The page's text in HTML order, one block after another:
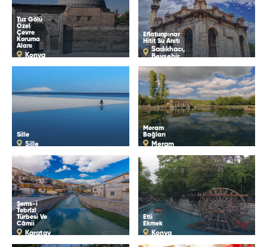
Tuz Gölü
Özel
Çevre
Koruma
Alanı
Konya
Eflatunpınar
Hitit Su Anıtı
Sadıkhacı,
Beyşehir
Sille
Sille
Meram
Bağları
Meram
Şems-i
Tebrîzî
Türbesi Ve
Câmii
Karatay
Etli
Ekmek
Konya